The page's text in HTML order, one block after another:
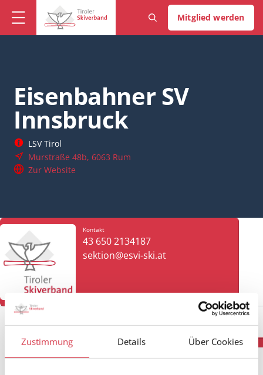
Zustimmung Details Über Cookies
Mitglied werden
Eisenbahner SV
Innsbruck
LSV Tirol
Murstraße 48b, 6063 Rum
Zur Website
Kontakt
43 650 2134187
sektion@esvi-ski.at